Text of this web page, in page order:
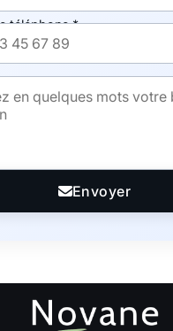
téléphone *
Envoyer